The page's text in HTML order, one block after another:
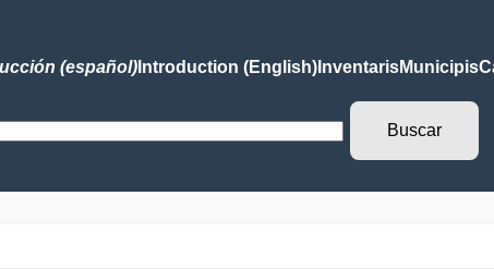
(español)Introduction (English)InventarisMunicipis